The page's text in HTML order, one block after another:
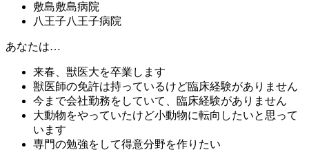
敷島敷島病院
八王子八王子病院
あなたは…
来春、獣医大を卒業します
獣医師の免許は持っているけど臨床経験がありません
今まで会社勤務をしていて、臨床経験がありません
大動物をやっていたけど小動物に転向したいと思って
います
専門の勉強をして得意分野を作りたい